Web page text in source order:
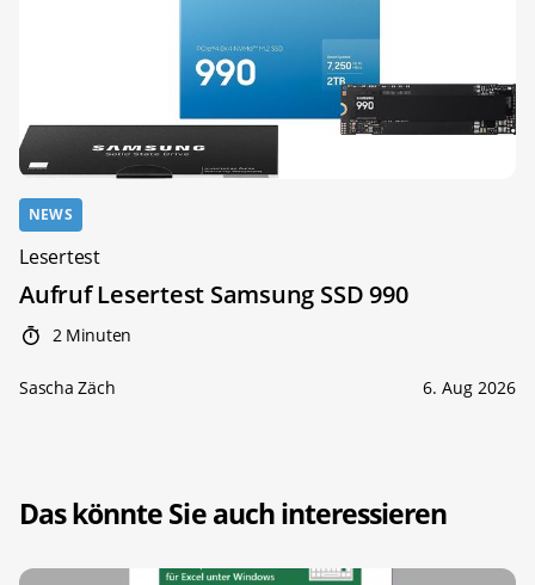
NEWS
Lesertest
Aufruf Lesertest Samsung SSD 990
2 Minuten
Sascha Zäch 6. Aug 2026
Das könnte Sie auch interessieren